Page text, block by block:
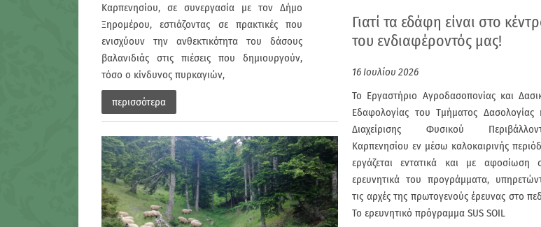
Καρπενησίου, σε συνεργασία με τον Δήμο
Ξηρομέρου, εστιάζοντας σε πρακτικές που
ενισχύουν την ανθεκτικότητα του δάσους
βαλανιδιάς στις πιέσεις που δημιουργούν,
τόσο ο κίνδυνος πυρκαγιών,
περισσότερα
Γιατί τα εδάφη είναι στο
του ενδιαφέροντός μας!
16 Ιουλίου 2026
Το Εργαστήριο Αγροδασοπονίας και
Εδαφολογίας του Τμήματος Δασολογίας
Διαχείρισης Φυσικού
Καρπενησίου εν μέσω καλοκαιρινής
εργάζεται εντατικά και με αφοσίωση
ερευνητικά του προγράμματα,
τις αρχές της πρωτογενούς έρευνας στο
Το ερευνητικό πρόγραμμα SUS SOIL